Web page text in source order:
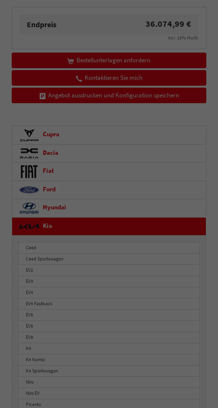
Endpreis 36.074,99 €
incl. 19% MwSt.
Bestellunterlagen anfordern
Kontaktieren Sie mich
Angebot ausdrucken und Konfiguration speichern
Cupra
Dacia
Fiat
Ford
Hyundai
Kia
Ceed
Ceed Sportswagon
EV2
EV3
EV4
EV4 Fastback
EV5
EV6
EV9
K4
K4 Kombi
K4 Sportswagon
Niro
Niro EV
Picanto